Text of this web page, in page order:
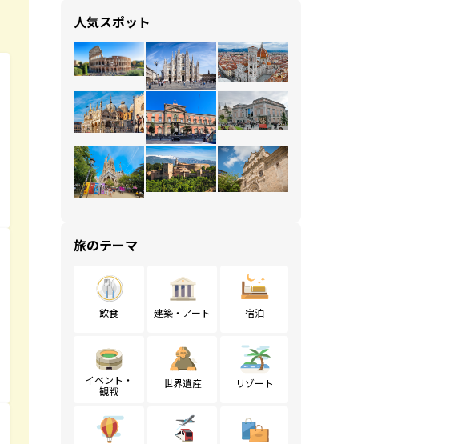
人気スポット
旅のテーマ
飲食 建築・アート 宿泊
イベント・
観戦
世界遺産 リゾート